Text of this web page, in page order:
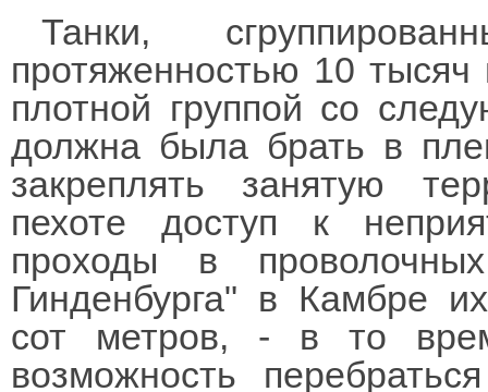
Танки,
протяженностью 10
плотной группой со
должна была брать в
закреплять занятую
пехоте доступ к
проходы в
Гинденбурга" в Камбре
сот метров, - в то
возможность